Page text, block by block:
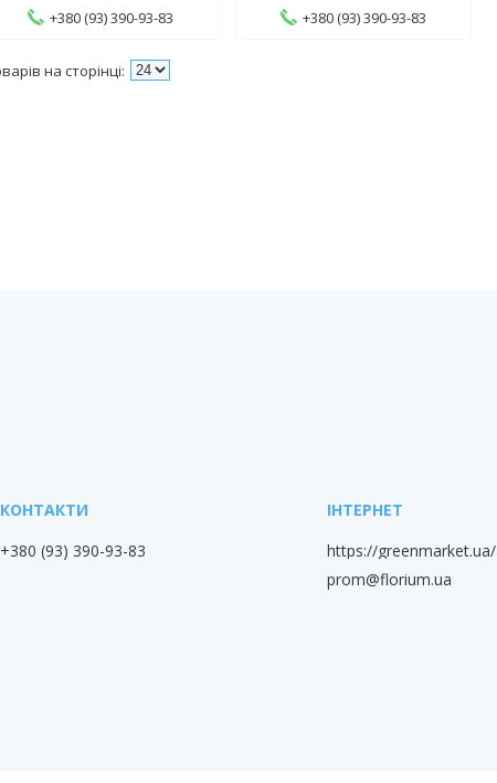
+380 (93) 390-93-83
+380 (93) 390-93-83
+380 (93) 390-93-83
https://greenmarket.ua/
prom@florium.ua